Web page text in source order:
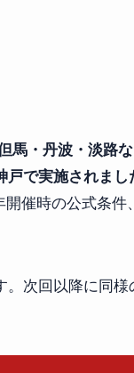
馬・丹波・淡路
で実施されまし
催時の公式条
次回以降に同